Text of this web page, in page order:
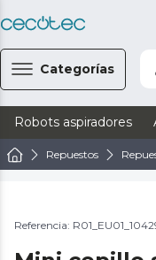
Categorías
Robots aspiradores
Repuestos
Referencia: